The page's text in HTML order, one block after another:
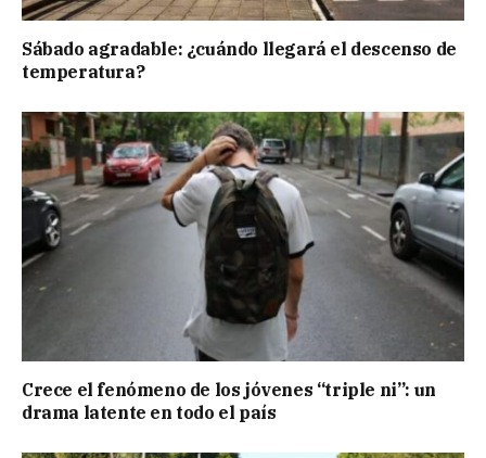
Sábado agradable: ¿cuándo llegará el descenso de
temperatura?
Crece el fenómeno de los jóvenes “triple ni”: un
drama latente en todo el país